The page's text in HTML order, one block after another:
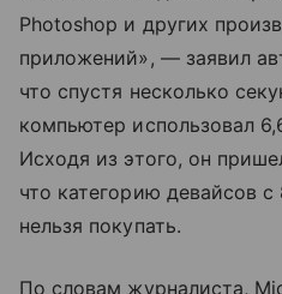
Photoshop и других
приложений», — заявил
что спустя несколько
компьютер использовал
Исходя из этого, он
что категорию девайсов
нельзя покупать.
По словам журналиста,